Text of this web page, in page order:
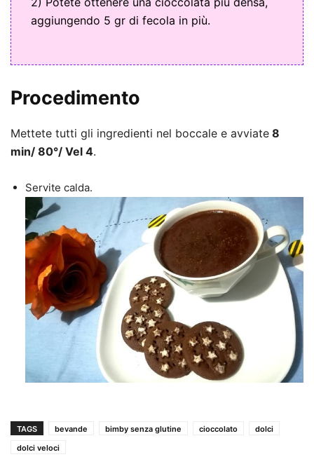
aggiungendo 5 gr di fecola in più.
Procedimento
Mettete tutti gli ingredienti nel boccale e avviate 8
min/ 80°/ Vel 4.
Servite calda.
TAGS bevande bimby senza glutine cioccolato
dolci
dolci veloci